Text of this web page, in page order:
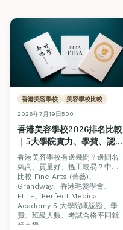
香港美容學校 美容學校比較
2026年7月19日500
香港美容學校2026排名比較
｜5大學院實力、學費、認
證、搵工支援全面對照
香港美容學校有邊幾間？邊間名
氣高、質量好、搵工較易？中立
比較 Fine Arts (菁藝)、
Grandway、香港毛髮學會、
ELLE、Perfect Medical
Academy 5 大學院嘅認證、學
費、班級人數、考試合格率同就
業支援。